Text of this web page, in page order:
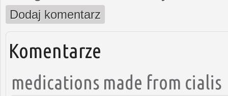
Dodaj komentarz
Komentarze
medications made from cialis